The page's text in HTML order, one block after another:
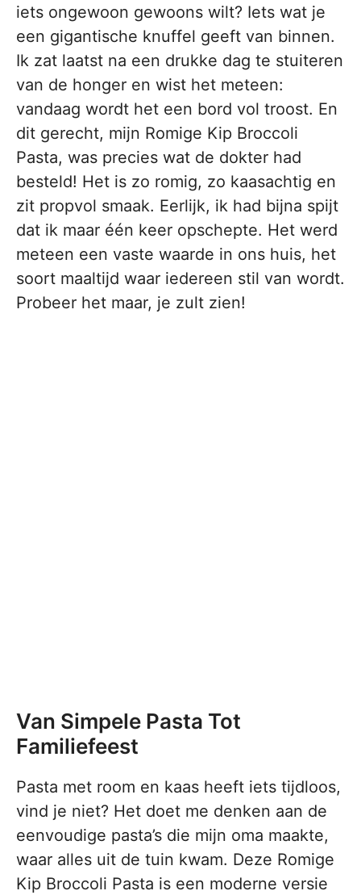
iets ongewoon gewoons wilt? Iets wat je
een gigantische knuffel geeft van binnen.
Ik zat laatst na een drukke dag te stuiteren
van de honger en wist het meteen:
vandaag wordt het een bord vol troost. En
dit gerecht, mijn Romige Kip Broccoli
Pasta, was precies wat de dokter had
besteld! Het is zo romig, zo kaasachtig en
zit propvol smaak. Eerlijk, ik had bijna spijt
dat ik maar één keer opschepte. Het werd
meteen een vaste waarde in ons huis, het
soort maaltijd waar iedereen stil van wordt.
Probeer het maar, je zult zien!
Van Simpele Pasta Tot
Familiefeest
Pasta met room en kaas heeft iets tijdloos,
vind je niet? Het doet me denken aan de
eenvoudige pasta’s die mijn oma maakte,
waar alles uit de tuin kwam. Deze Romige
Kip Broccoli Pasta is een moderne versie